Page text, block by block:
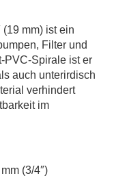
mm) ist ein
Filter und
PVC-Spirale ist er
auch unterirdisch
verhindert
im
(3/4″)